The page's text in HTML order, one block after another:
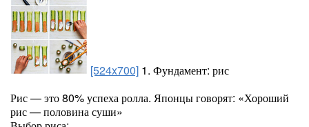
[524x700] 1. Фундамент: рис
Рис — это 80% успеха ролла. Японцы говорят: «Хороший
рис — половина суши»